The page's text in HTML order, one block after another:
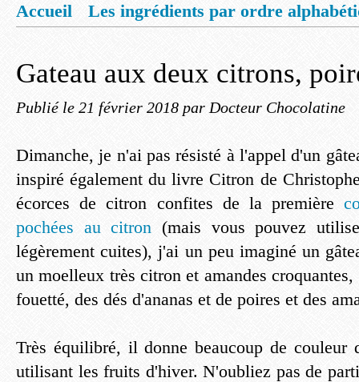
Accueil
Les ingrédients par ordre
Gateau aux deux citrons,
Publié le 21 février 2018 par Docteur Chocolatine
Dimanche, je n'ai pas résisté à l'appel d'un
inspiré également du livre Citron de
écorces de citron confites de la première
pochées au citron (mais vous pouvez
légèrement cuites), j'ai un peu imaginé un
un moelleux très citron et amandes
fouetté, des dés d'ananas et de poires et des
Très équilibré, il donne beaucoup de couleur
utilisant les fruits d'hiver. N'oubliez pas de